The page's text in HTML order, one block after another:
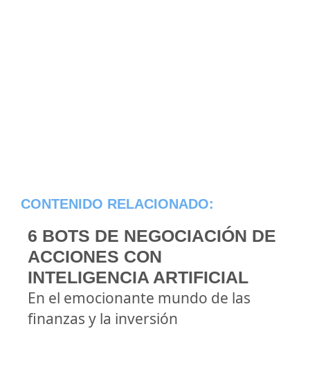
CONTENIDO RELACIONADO:
6 BOTS DE NEGOCIACIÓN DE
ACCIONES CON
INTELIGENCIA ARTIFICIAL
En el emocionante mundo de las
finanzas y la inversión